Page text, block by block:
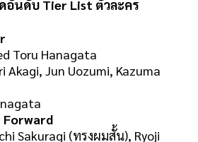
อันดับ Tier List ตัวละคร
Toru Hanagata
Akagi, Jun Uozumi, Kazuma
Forward
Sakuragi (ทรงผมสั้น), Ryoji